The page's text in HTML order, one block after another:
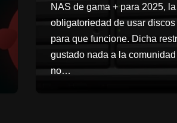
NAS de gama + para 2025, la
obligatoriedad de usar
para que funcione. Dicha
gustado nada a la
no…